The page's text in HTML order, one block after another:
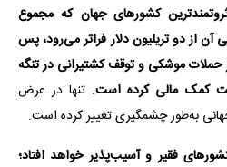
کشورهای جهان که مجموع
از دو تریلیون دلار فراتر می‌رود، پس
حملات موشکی و توقف کشتیرانی در تنگه
کمک مالی کرده است. تنها در عرض
به‌طور چشمگیری تغییر کرده است.
فقیر و آسیب‌پذیر خواهد افتاد؛